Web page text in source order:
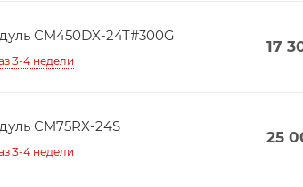
CM450DX-24T#300G
3-4 недели
17
CM75RX-24S
3-4 недели
25